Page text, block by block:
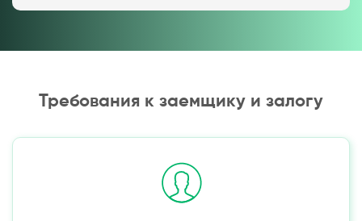
Требования к заемщику и залогу